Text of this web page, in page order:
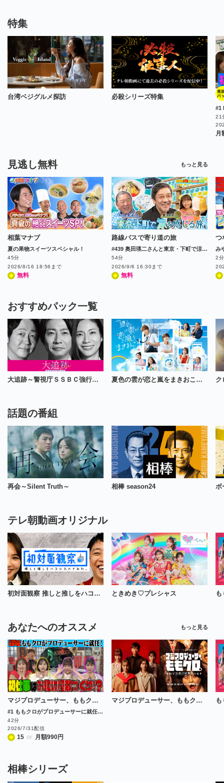
特集
台湾ベジグルメ探訪 必殺シリーズ特集
21
月
見逃し無料 もっと見る
相葉マナブ
夏の果物スイーツスペシャル！
45分
2026/8/16 18:56まで
無料
路線バスで寄り道の旅
#439 奥田瑛二さんと東京・下町で涼を感じる旅
54分
2026/9/6 16:30まで
無料
つ
2分
おすすめパック一覧
大追跡～警視庁ＳＳＢＣ強行犯係～Season2 放送おっかけ全話パック（解説放送版含む） 夏色の雲が恋と嵐をまきおこす 放送おっかけ全話パック
話題の番組
再会～Silent Truth～ 相棒 season24 ボ
テレ朝動画オリジナル
初対面観察 推しと推しをハコに入れてみた。 ときめき♡プレシャス
あなたへのオススメ もっと見る
マジプロデューサー、ももクロ。〜本気でお化け屋敷作ります〜
#1 ももクロがプロデューサーに就任！初仕事はお化け屋敷!?
42分
2026/7/31配信
15 or 月額990円
マジプロデューサー、ももクロ。〜本気でお化け屋敷作ります〜
相棒シリーズ